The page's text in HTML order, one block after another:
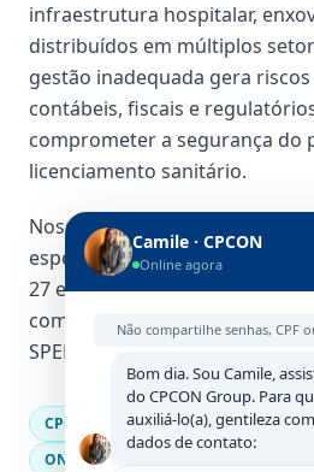
infraestrutura hospitalar,
distribuídos em múltiplos
gestão inadequada gera
contábeis, fiscais e
comprometer a segurança do
licenciamento sanitário.
Nossa solução combina
especializado, avaliação
27 e IFRS 16, rastreamento
com as exigências da ANVISA,
SPED Fiscal e Reforma
CPC 27 IFRS 16 ANVISA
ONA
JCI
Camile · CPCON
Online agora
Não compartilhe senhas, CPF
Bom dia. Sou Camile,
do CPCON Group. Para
auxiliá-lo(a), gentileza
dados de contato: